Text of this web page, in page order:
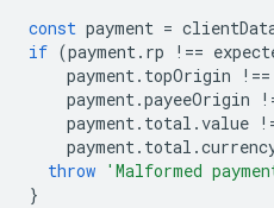
const payment =
if (payment. rp !==
payment. topOrigin !==
payment.payeeOrigin
payment. total .value
payment. total .
throw 'Malformed
}